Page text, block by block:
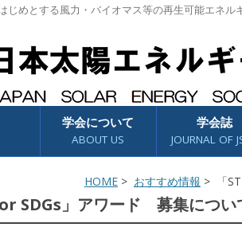
じめとする風力・バイオマス等の再生可能エネ
ップ
学会について
ABOUT US
学会誌
JOURNAL OF
HOME > おすすめ情報 > 「
SDGs」アワード 募集につい